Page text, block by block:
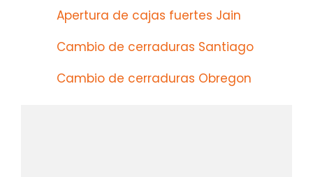
Apertura de cajas fuertes Jain
Cambio de cerraduras Santiago
Cambio de cerraduras Obregon